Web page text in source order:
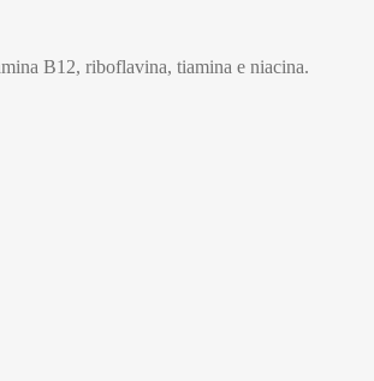
B12, riboflavina, tiamina e niacina.